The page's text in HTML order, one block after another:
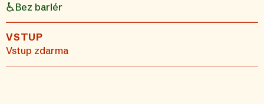
Bez bariér
VSTUP
Vstup zdarma